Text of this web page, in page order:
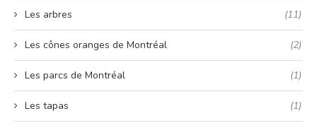
Les arbres (11)
Les cônes oranges de Montréal (2)
Les parcs de Montréal (1)
Les tapas (1)